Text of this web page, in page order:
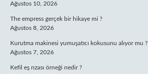
Ağustos 10, 2026
The empress gerçek bir hikaye mi ?
Ağustos 8, 2026
Kurutma makinesi yumuşatıcı kokusunu alıyor mu ?
Ağustos 7, 2026
Kefil eş rızası örneği nedir ?